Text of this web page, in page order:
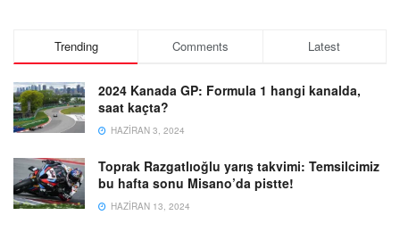
Trending Comments Latest
2024 Kanada GP: Formula 1 hangi kanalda,
saat kaçta?
HAZIRAN 3, 2024
Toprak Razgatlıoğlu yarış takvimi: Temsilcimiz
bu hafta sonu Misano’da pistte!
HAZIRAN 13, 2024